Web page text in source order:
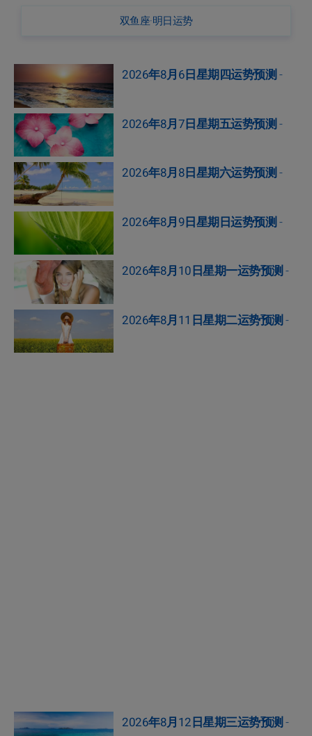
双鱼座·明日运势
2026年8月6日星期四运势预测-
2026年8月7日星期五运势预测-
2026年8月8日星期六运势预测-
2026年8月9日星期日运势预测-
2026年8月10日星期一运势预测-
2026年8月11日星期二运势预测-
2026年8月12日星期三运势预测-